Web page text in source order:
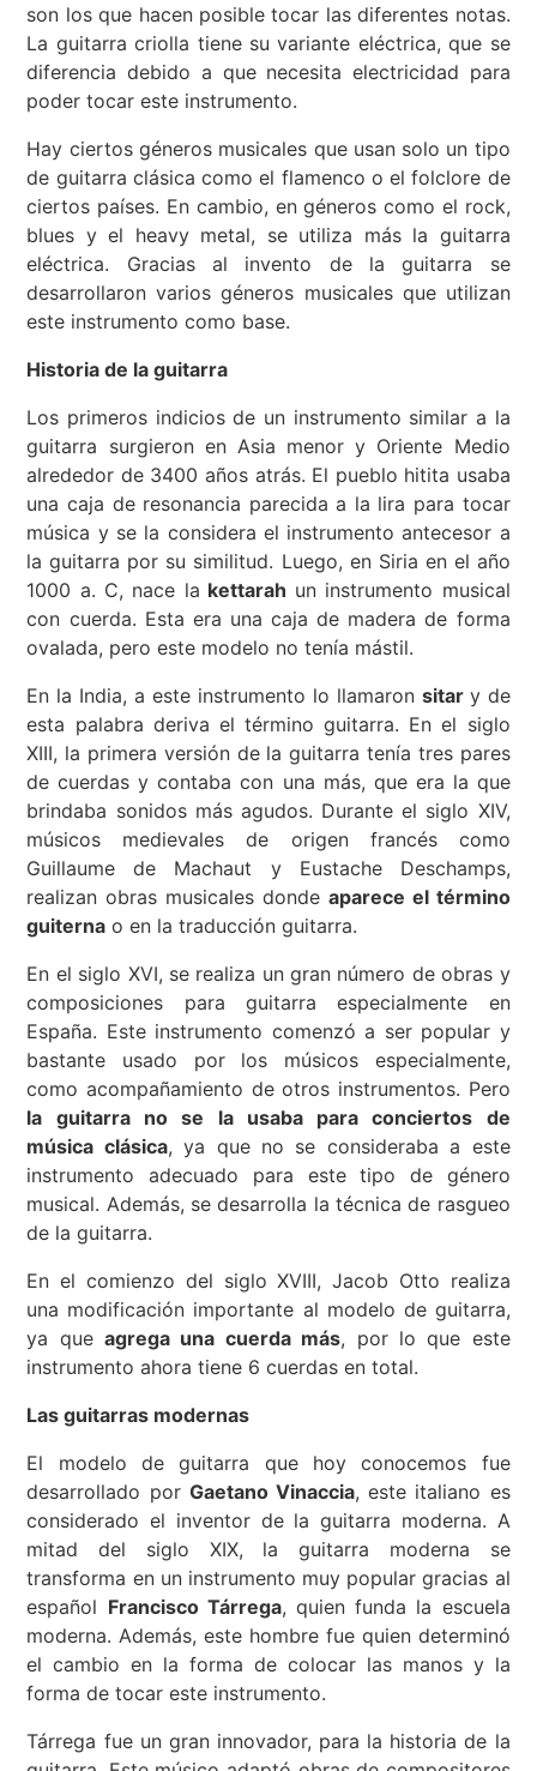
son los que hacen posible tocar las diferentes notas.
La guitarra criolla tiene su variante eléctrica, que se
diferencia debido a que necesita electricidad para
poder tocar este instrumento.
Hay ciertos géneros musicales que usan solo un tipo
de guitarra clásica como el flamenco o el folclore de
ciertos países. En cambio, en géneros como el rock,
blues y el heavy metal, se utiliza más la guitarra
eléctrica. Gracias al invento de la guitarra se
desarrollaron varios géneros musicales que utilizan
este instrumento como base.
Historia de la guitarra
Los primeros indicios de un instrumento similar a la
guitarra surgieron en Asia menor y Oriente Medio
alrededor de 3400 años atrás. El pueblo hitita usaba
una caja de resonancia parecida a la lira para tocar
música y se la considera el instrumento antecesor a
la guitarra por su similitud. Luego, en Siria en el año
1000 a. C, nace la kettarah un instrumento musical
con cuerda. Esta era una caja de madera de forma
ovalada, pero este modelo no tenía mástil.
En la India, a este instrumento lo llamaron sitar y de
esta palabra deriva el término guitarra. En el siglo
XIII, la primera versión de la guitarra tenía tres pares
de cuerdas y contaba con una más, que era la que
brindaba sonidos más agudos. Durante el siglo XIV,
músicos medievales de origen francés como
Guillaume de Machaut y Eustache Deschamps,
realizan obras musicales donde aparece el término
guiterna o en la traducción guitarra.
En el siglo XVI, se realiza un gran número de obras y
composiciones para guitarra especialmente en
España. Este instrumento comenzó a ser popular y
bastante usado por los músicos especialmente,
como acompañamiento de otros instrumentos. Pero
la guitarra no se la usaba para conciertos de
música clásica, ya que no se consideraba a este
instrumento adecuado para este tipo de género
musical. Además, se desarrolla la técnica de rasgueo
de la guitarra.
En el comienzo del siglo XVIII, Jacob Otto realiza
una modificación importante al modelo de guitarra,
ya queagrega una cuerda más, por lo que este
instrumento ahora tiene 6 cuerdas en total.
Las guitarras modernas
El modelo de guitarra que hoy conocemos fue
desarrollado por Gaetano Vinaccia, este italiano es
considerado el inventor de la guitarra moderna. A
mitad del siglo XIX, la guitarra moderna se
transforma en un instrumento muy popular gracias al
español Francisco Tárrega, quien funda la escuela
moderna. Además, este hombre fue quien determinó
el cambio en la forma de colocar las manos y la
forma de tocar este instrumento.
Tárrega fue un gran innovador, para la historia de la